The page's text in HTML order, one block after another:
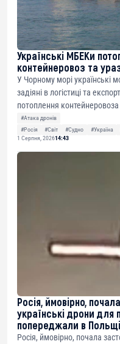
Українські МБЕКи
контейнеровоз та
У Чорному морі українські
задіяні в логістиці та
потоплення
#Атака дронів
#Росія
#Світ #Судно #Україна
1 Серпня, 202614:43
Росія, ймовірно,
українські дрони для
попереджали в Польщі
Росія, ймовірно, почала